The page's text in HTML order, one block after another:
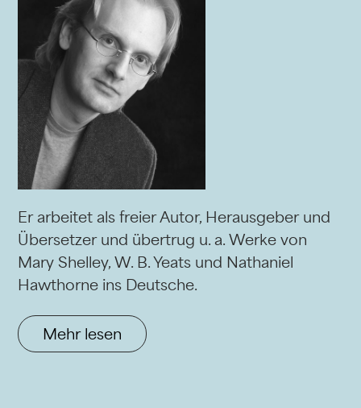
Er arbeitet als freier Autor, Herausgeber und
Übersetzer und übertrug u. a. Werke von
Mary Shelley, W. B. Yeats und Nathaniel
Hawthorne ins Deutsche.
Mehr lesen